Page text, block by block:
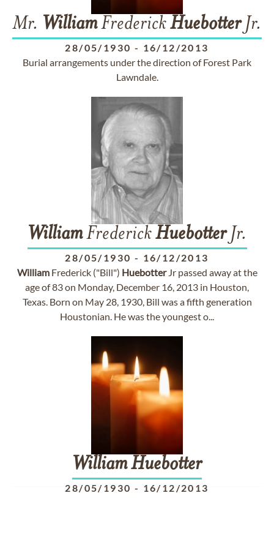
Mr. WilliamFrederickHuebotterJr.
28/05/1930 - 16/12/2013
Burial arrangements under the direction of Forest Park
Lawndale.
WilliamFrederickHuebotterJr.
28/05/1930 - 16/12/2013
WilliamFrederick ("Bill") HuebotterJr passed away at the
age of 83 on Monday, December 16, 2013 in Houston,
Texas. Born on May 28, 1930, Bill was a fifth generation
Houstonian. He was the youngest o...
WilliamHuebotter
28/05/1930 - 16/12/2013